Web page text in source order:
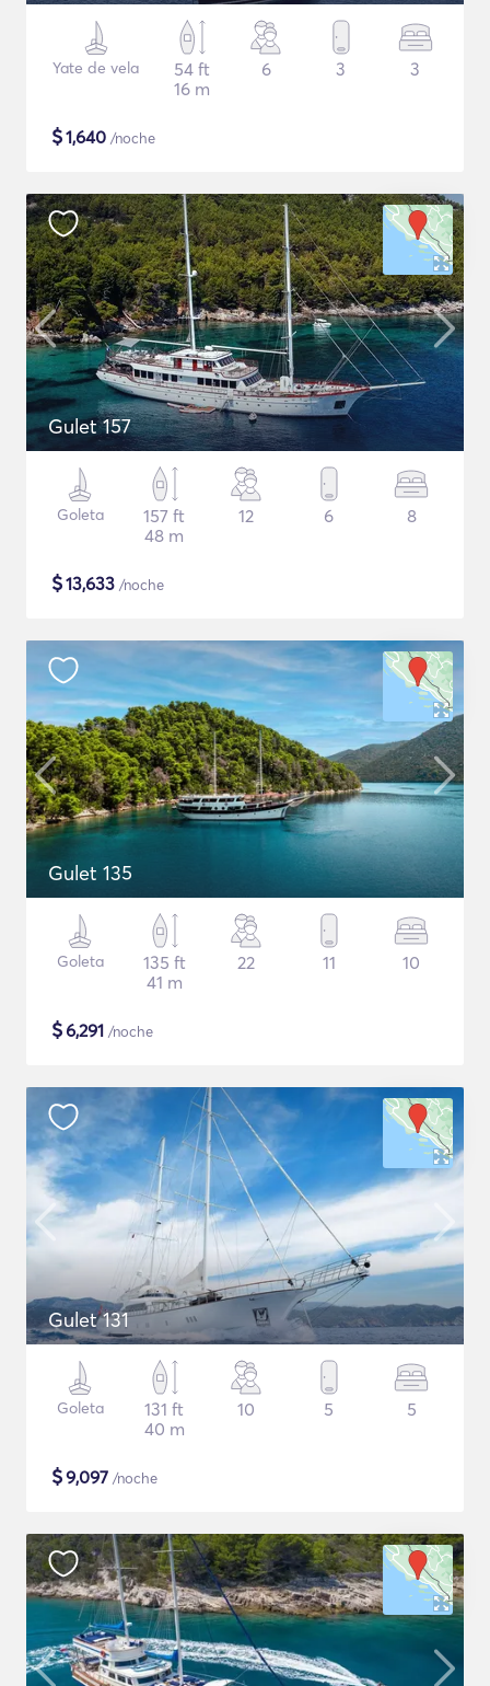
Yate de vela
54 ft
16 m
6 3 3
$1,640 /noche
Gulet 157
Goleta
157 ft
48 m
12 6 8
$13,633 /noche
Gulet 135
Goleta
135 ft
41 m
22 11 10
$6,291 /noche
Gulet 131
Goleta
131 ft
40 m
10 5 5
$9,097 /noche